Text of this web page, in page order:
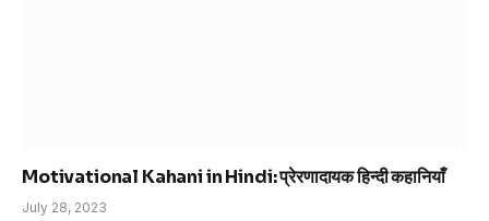
Motivational Kahani in Hindi: प्रेरणादायक हिन्दी कहानियाँ
July 28, 2023